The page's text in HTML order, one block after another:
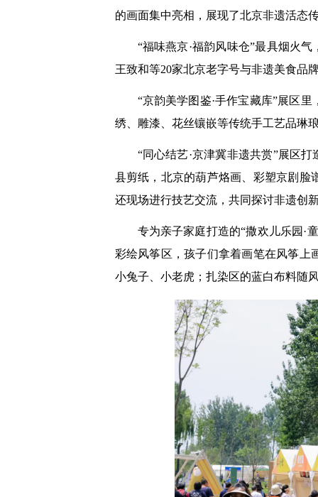
的画面集中亮相，展现了北京非遗活态
“福味燕京·福韵风味仓”最具烟火
王致和等20家北京老字号与非遗美食品
“京韵美学图鉴·手作宝藏库”展区
绣、雕漆、花丝镶嵌等传统手工艺品琳
“同心结艺·京津冀非遗共赏”展区
县剪纸，北京的葫芦烙画、彩塑京剧脸
还现场进行技艺交流，共同探讨非遗创
专为亲子家庭打造的“撒欢儿乐园·
彩绘风筝区，孩子们拿着画笔在风筝上
小兔子、小老虎；扎染区的蓝白布料随